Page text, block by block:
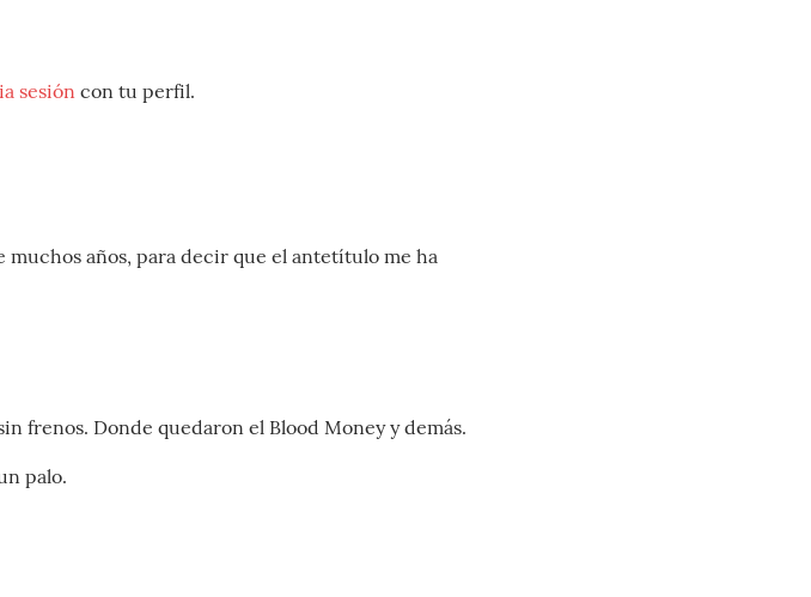
sesióncon tu perfil.
muchos años, para decir que el antetítulo me ha
frenos. Donde quedaron el Blood Money y demás.
palo.